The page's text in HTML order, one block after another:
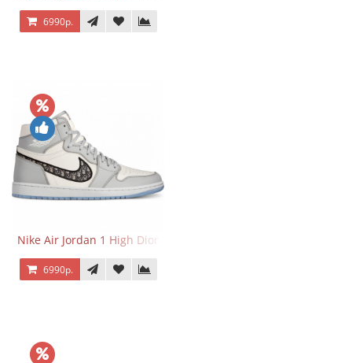
6990р.
Nike Air Jordan 1 High Dior
6990р.